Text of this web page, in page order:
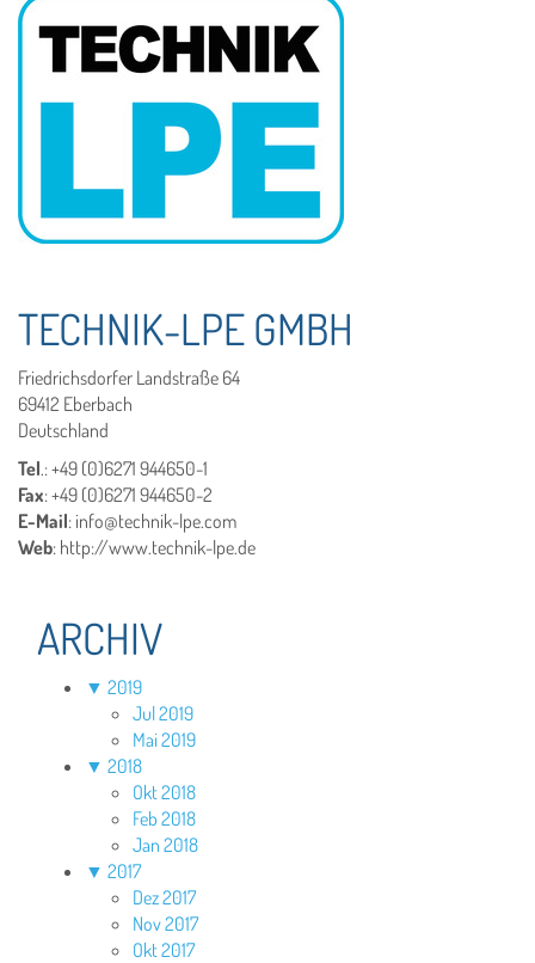
TECHNIK-LPE GMBH
Friedrichsdorfer Landstraße 64
69412 Eberbach
Deutschland
Tel.: +49 (0)6271 944650-1
Fax: +49 (0)6271 944650-2
E-Mail: info@technik-lpe.com
Web: http://www.technik-lpe.de
ARCHIV
▼ 2019
Jul 2019
Mai 2019
▼ 2018
Okt 2018
Feb 2018
Jan 2018
▼ 2017
Dez 2017
Nov 2017
Okt 2017